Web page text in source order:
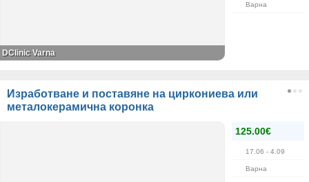
Варна
DClinic Varna
Изработване и поставяне на циркониева или
металокерамична коронка
125.00€
17.06 - 4.09
Варна